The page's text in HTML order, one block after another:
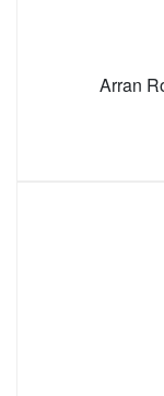
Arran